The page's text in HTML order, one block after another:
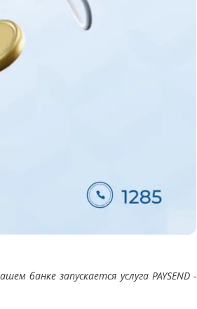
запускается услуга PAYSEND -